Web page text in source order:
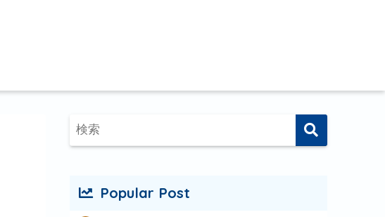
Popular Post